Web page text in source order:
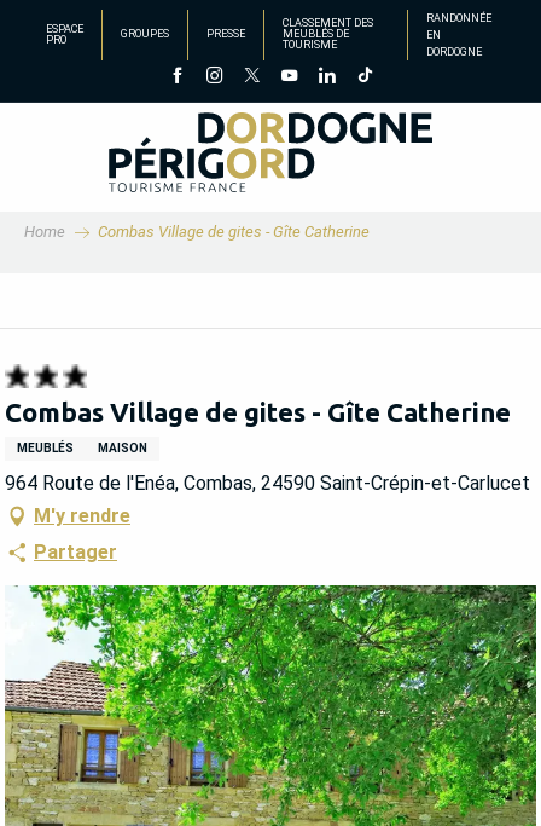
principal
ESPACE
PRO
GROUPES PRESSE
CLASSEMENT DES
MEUBLÉS DE
TOURISME
RANDONNÉE
EN
DORDOGNE
Home Combas Village de gites - Gîte Catherine
Combas Village de gites - Gîte Catherine
MEUBLÉS MAISON
964 Route de l'Enéa, Combas, 24590 Saint-Crépin-et-Carlucet
M'y rendre
Partager